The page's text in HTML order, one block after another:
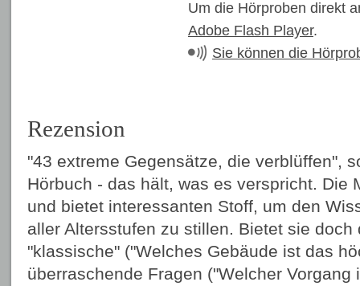
Um die Hörproben direkt
Adobe Flash Player.
Sie können die
Rezension
"43 extreme Gegensätze, die verblüffen",
Hörbuch - das hält, was es verspricht. Die
und bietet interessanten Stoff, um den
aller Altersstufen zu stillen. Bietet sie doch
"klassische" ("Welches Gebäude ist das
überraschende Fragen ("Welcher Vorgang